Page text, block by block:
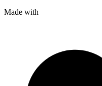
Made with